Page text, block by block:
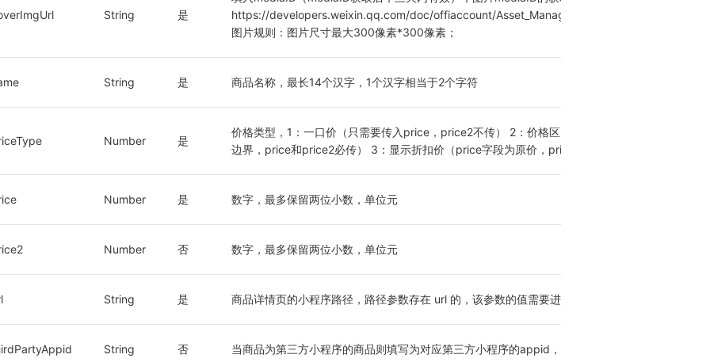
String 是
https://developers.weixin.qq.com/doc/offiaccount/Asset_Management/
图片规则：图片尺寸最大300像素*300像素；
String 是 商品名称，最长14个汉字，1个汉字相当于2个字符
Number 是
价格类型，1：一口价（只需要传入price，price2不传） 2：价格区间（price字段为左边界，
边界，price和price2必传） 3：显示折扣价（price字段为原价，price2字段为现价， price和
Number 是 数字，最多保留两位小数，单位元
Number 否 数字，最多保留两位小数，单位元
String 是 商品详情页的小程序路径，路径参数存在 url 的，该参数的值需要进行 encode 处理再填入
String 否 当商品为第三方小程序的商品则填写为对应第三方小程序的appid，自身小程序商品则为''